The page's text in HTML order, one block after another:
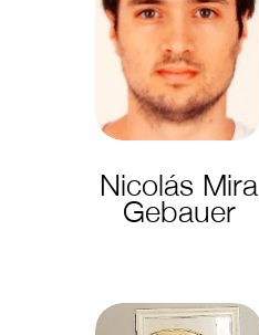
Nicolás Mira
Gebauer